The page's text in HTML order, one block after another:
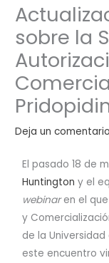
sobre la
Deja un comentario
El pasado 18 de
Huntington y el
webinaren el que
y
de la
este encuentro